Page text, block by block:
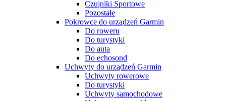
Czujniki Sportowe
Pozostałe
Pokrowce do urządzeń Garmin
Do roweru
Do turystyki
Do auta
Do echosond
Uchwyty do urządzeń Garmin
Uchwyty rowerowe
Do turystyki
Uchwyty samochodowe